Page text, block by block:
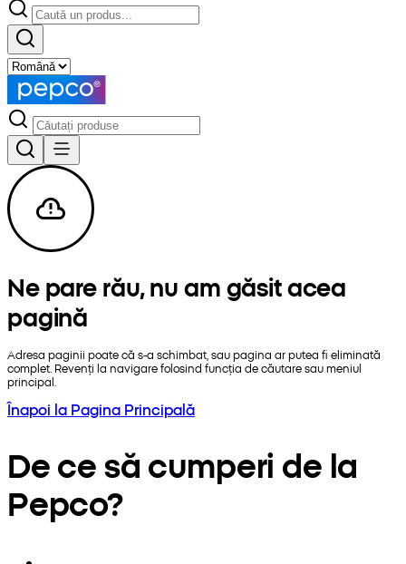
Ne pare rău, nu am găsit acea
pagină
Adresa paginii poate că s-a schimbat, sau pagina ar putea fi eliminată
complet. Revenți la navigare folosind funcția de căutare sau meniul
principal.
Înapoi la Pagina Principală
De ce să cumperi de la
Pepco?